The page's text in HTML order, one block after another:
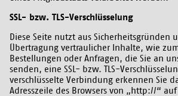
SSL- bzw. TLS-Verschlüsselung
Diese Seite nutzt aus Sicherheitsgründen
Übertragung vertraulicher Inhalte, wie
Bestellungen oder Anfragen, die Sie an
senden, eine SSL- bzw. TLS-
verschlüsselte Verbindung erkennen Sie
Adresszeile des Browsers von „http://“